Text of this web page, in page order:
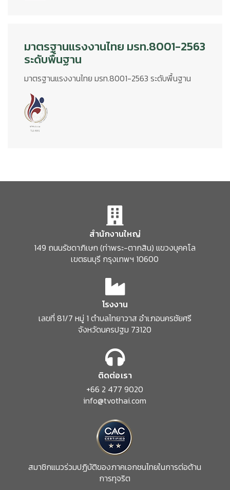
มาตรฐานแรงงานไทย มรท.8001-2563
ระดับพื้นฐาน
มาตรฐานแรงงานไทย มรท.8001-2563 ระดับพื้นฐาน
สำนักงานใหญ่
149 ถนนรัชดาภิเษก(ท่าพระ-ตากสิน) แขวงบุคคโล
เขตธนบุรี กรุงเทพฯ 10600
โรงงาน
เลขที่ 81/7 หมู่ 1 ตำบลไทยาวาส อำเภอนครชัยศรี
จังหวัดนครปฐม 73120
ติดต่อเรา
+66 2 477 9020
info@tvothai.com
สมาชิกแนวร่วมปฏิบัติของภาคเอกชนไทยในการต่อต้าน
การทุจริต